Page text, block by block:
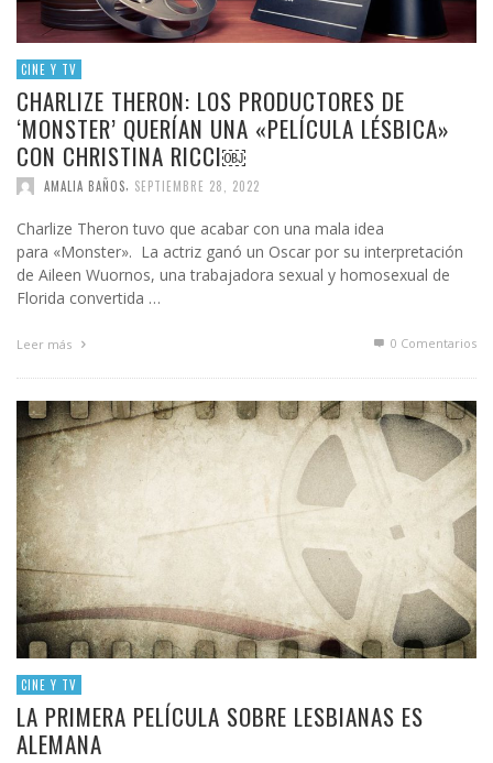
CINE Y TV
CHARLIZE THERON: LOS PRODUCTORES DE
‘MONSTER’ QUERÍAN UNA «PELÍCULA LÉSBICA»
CON CHRISTINA RICCI￼
AMALIA BAÑOS SEPTIEMBRE 28, 2022
Charlize Theron tuvo que acabar con una mala idea
para «Monster». La actriz ganó un Oscar por su interpretación
de Aileen Wuornos, una trabajadora sexual y homosexual de
Florida convertida …
Leer más 0 Comentarios
CINE Y TV
LA PRIMERA PELÍCULA SOBRE LESBIANAS ES
ALEMANA